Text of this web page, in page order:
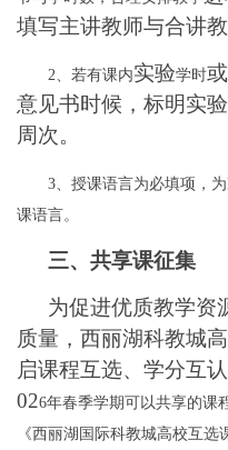
填写主讲教师与合讲
2、 若有课内实验学时
意见书时候，标明实
周次。
3、授课语言为必填项，
课语言。
三、共享课征集
为促进优质教学资
质量，西丽湖科教城
启课程互选、学分互
026年春季学期可以共享的课
《西丽湖国际科教城高校互